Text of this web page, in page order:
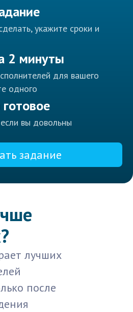
укажите сроки и
2 минуты
для вашего
одного
вы довольны
задание
лучших
после